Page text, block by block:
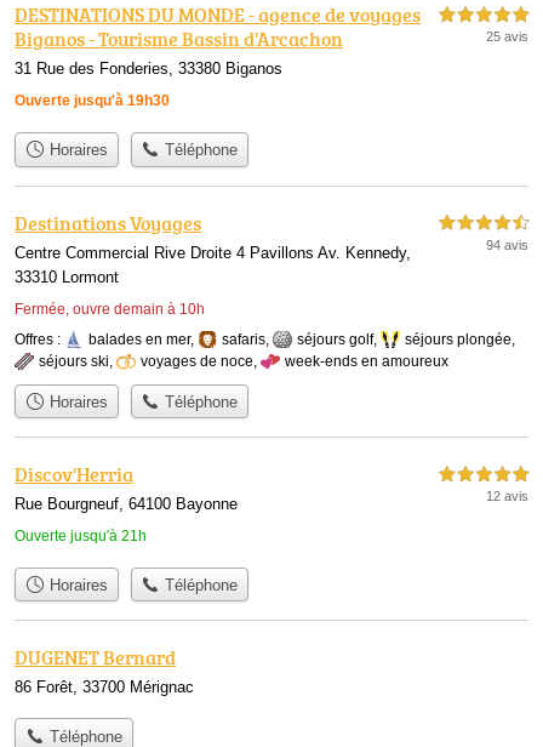
DESTINATIONS DU MONDE - agence de voyages
Biganos - Tourisme Bassin d'Arcachon
31 Rue des Fonderies, 33380 Biganos
Ouverte jusqu'à 19h30
5,0 étoiles sur 5
25 avis
Horaires Téléphone
Destinations Voyages
Centre Commercial Rive Droite 4 Pavillons Av. Kennedy,
33310 Lormont
Fermée, ouvre demain à 10h
4,5 étoiles sur 5
94 avis
Offres : balades en mer, safaris séjours golf, séjours plongée
séjours ski
voyages de noce week-ends en amoureux
Horaires Téléphone
Discov'Herria
Rue Bourgneuf, 64100 Bayonne
Ouverte jusqu'à 21h
5,0 étoiles sur 5
12 avis
Horaires Téléphone
DUGENET Bernard
86 Forêt, 33700 Mérignac
Téléphone